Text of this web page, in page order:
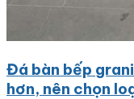
Đá bàn bếp
hơn, nên chọn